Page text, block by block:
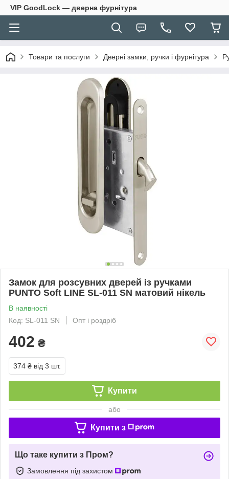
VIP GoodLock — дверна фурнітура
Товари та послуги Дверні замки, ручки і фурнітура
Замок для розсувних дверей із ручками
PUNTO Soft LINE SL-011 SN матовий нікель
В наявності
Код: SL-011 SN
Опт і роздріб
402 ₴
374 ₴ від 3 шт.
Купити
або
Купити з
Що таке купити з Пром?
Замовлення під захистом